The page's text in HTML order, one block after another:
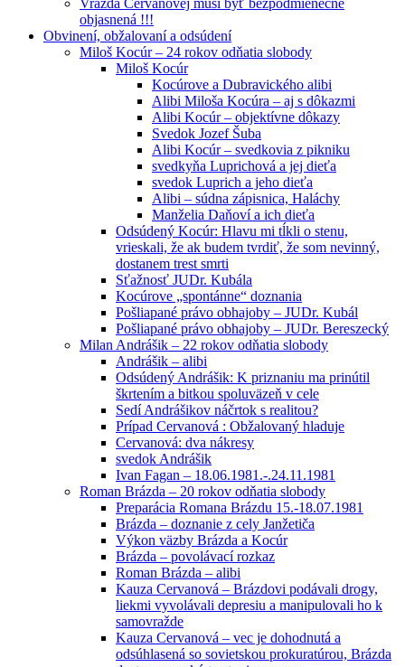
objasnená !!!
Obvinení, obžalovaní a odsúdení
Miloš Kocúr – 24 rokov odňatia slobody
Miloš Kocúr
Kocúrove a Dubravického alibi
Alibi Miloša Kocúra – aj s dôkazmi
Alibi Kocúr – objektívne dôkazy
Svedok Jozef Šuba
Alibi Kocúr – svedkovia z pikniku
svedkyňa Luprichová a jej dieťa
svedok Luprich a jeho dieťa
Alibi – súdna zápisnica, Haláchy
Manželia Daňoví a ich dieťa
Odsúdený Kocúr: Hlavu mi tĺkli o stenu,
vrieskali, že ak budem tvrdiť, že som nevinný,
dostanem trest smrti
Sťažnosť JUDr. Kubála
Kocúrove „spontánne“ doznania
Pošliapané právo obhajoby – JUDr. Kubál
Pošliapané právo obhajoby – JUDr. Bereszecký
Milan Andrášik – 22 rokov odňatia slobody
Andrášik – alibi
Odsúdený Andrášik: K priznaniu ma prinútil
škrtením a bitkou spoluväzeň v cele
Sedí Andrášikov náčrtok s realitou?
Prípad Cervanová : Obžalovaný hladuje
Cervanová: dva nákresy
svedok Andrášik
Ivan Fagan – 18.06.1981.-.24.11.1981
Roman Brázda – 20 rokov odňatia slobody
Preparácia Romana Brázdu 15.-18.07.1981
Brázda – doznanie z cely Janžetiča
Výkon väzby Brázda a Kocúr
Brázda – povolávací rozkaz
Roman Brázda – alibi
Kauza Cervanová – Brázdovi podávali drogy,
liekmi vyvolávali depresiu a manipulovali ho k
samovražde
Kauza Cervanová – vec je dohodnutá a
odsúhlasená so sovietskou prokuratúrou, Brázda